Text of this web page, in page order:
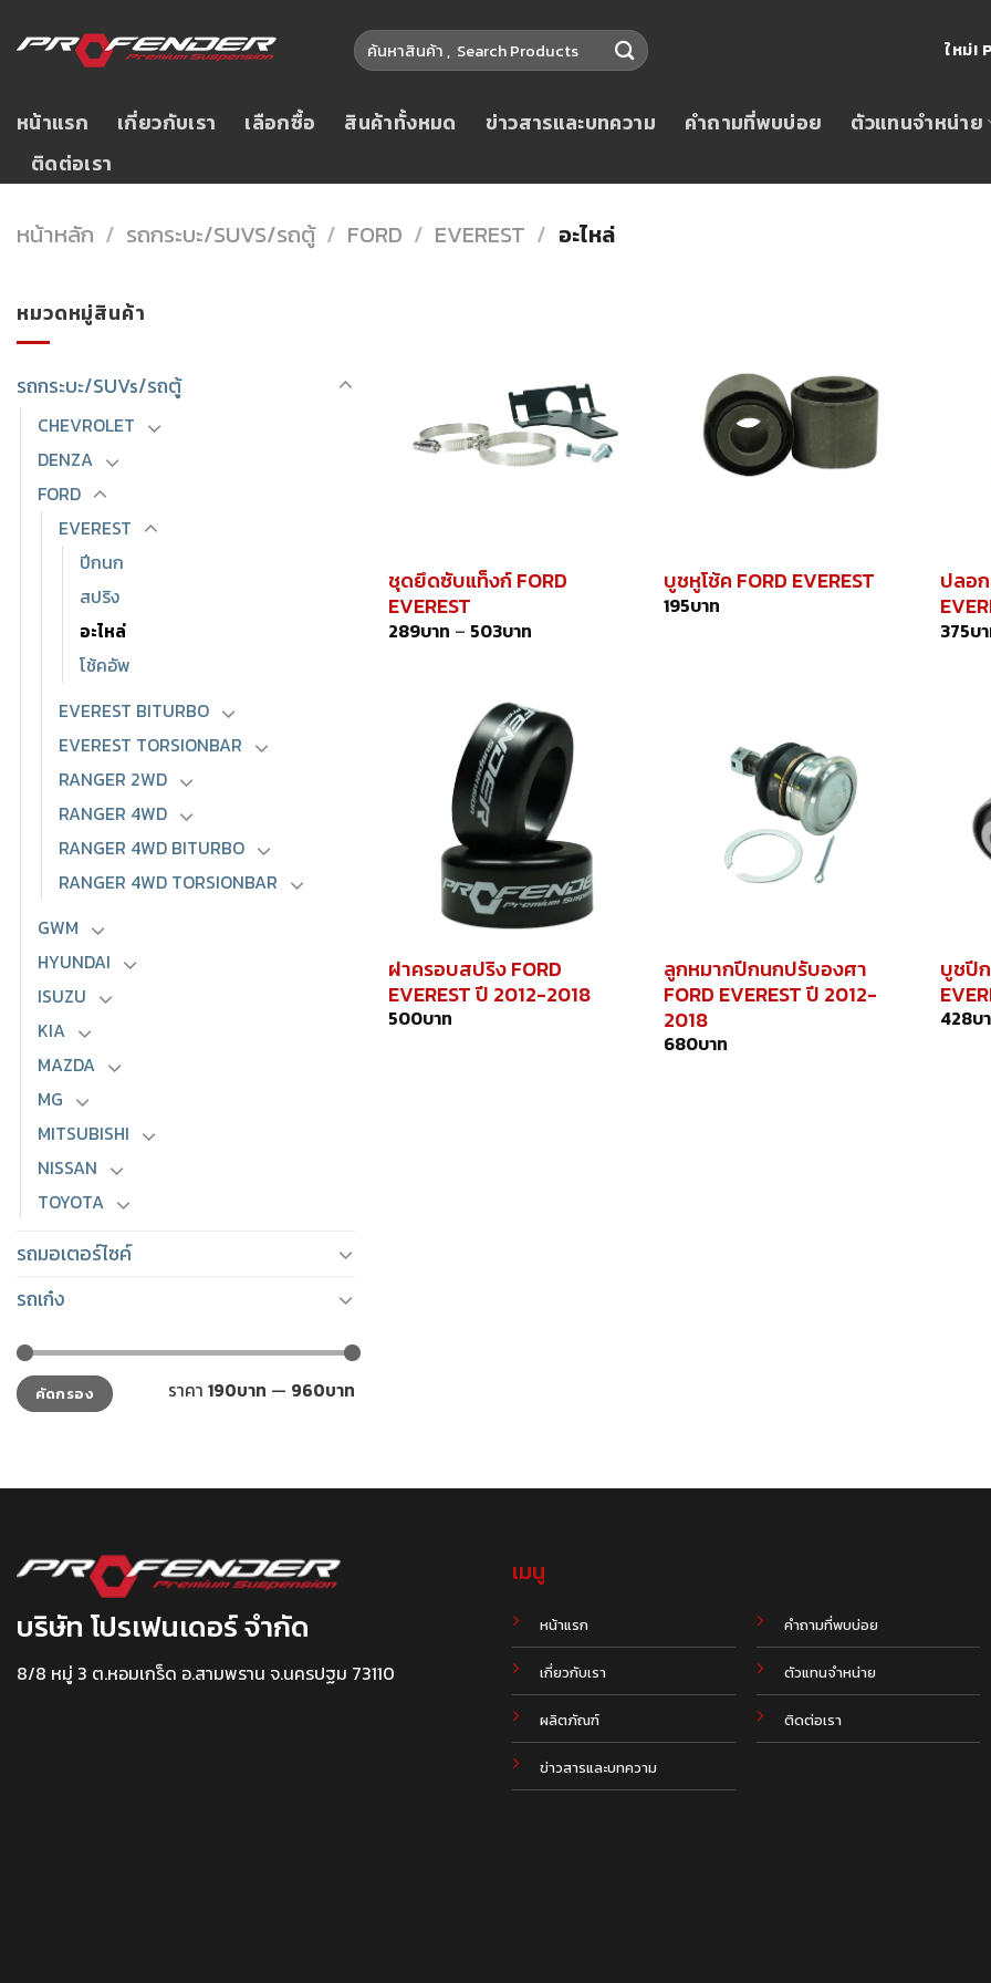
to
ค้นหา: ใหม่!
หน้าแรก เกี่ยวกับเรา เลือกซื้อ สินค้าทั้งหมด ข่าวสารและบทความ คำถามที่พบบ่อย
ตัวแทนจำหน่าย
ติดต่อเรา
หน้าหลัก / รถกระบะ/SUVS/รถตู้ / FORD / EVEREST / อะไหล่
หมวดหมู่สินค้า
รถกระบะ/SUVs/รถตู้
CHEVROLET
DENZA
FORD
EVEREST
ปีกนก
สปริง
อะไหล่
โช้คอัพ
EVEREST BITURBO
EVEREST TORSIONBAR
RANGER 2WD
RANGER 4WD
RANGER 4WD BITURBO
RANGER 4WD TORSIONBAR
GWM
HYUNDAI
ISUZU
KIA
MAZDA
MG
MITSUBISHI
NISSAN
TOYOTA
รถมอเตอร์ไซค์
รถเก๋ง
ราคา
ต่ำ
สุด
ราคา
สูงสุดคัดกรอง ราคา 190บาท — 960บาท
ชุดยึดซับแท็งก์ FORD
EVEREST
289บาท – 503บาท
บูชหูโช้ค FORD EVEREST
195บาท
ปลอ
375บ
ฝาครอบสปริง FORD
EVEREST ปี 2012-2018
500บาท
ลูกหมากปีกนกปรับองศา
FORD EVEREST ปี 2012-
2018
680บาท
บูชปี
428บ
บริษัท โปรเฟนเดอร์ จำกัด
8/8 หมู่ 3 ต.หอมเกร็ด อ.สามพราน จ.นครปฐม 73110
เมนู
หน้าแรก
เกี่ยวกับเรา
ผลิตภัณฑ์
ข่าวสารและบทความ
คำถามที่พบบ่อย
ตัวแทนจำหน่าย
ติดต่อเรา